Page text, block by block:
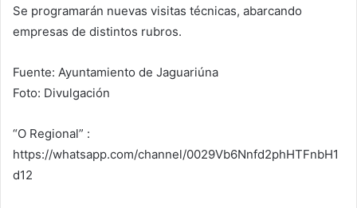
Se programarán nuevas visitas técnicas, abarcando
empresas de distintos rubros.
Fuente: Ayuntamiento de Jaguariúna
Foto: Divulgación
“O Regional” :
https://whatsapp.com/channel/0029Vb6Nnfd2phHTFnbH1
d12